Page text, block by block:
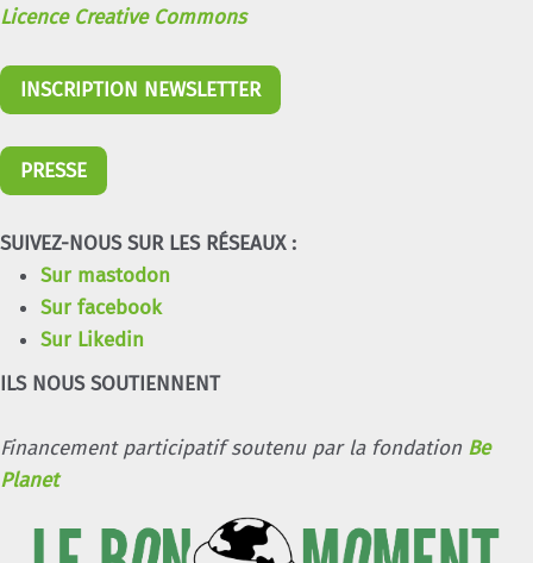
Licence Creative Commons
INSCRIPTION NEWSLETTER
PRESSE
SUIVEZ-NOUS SUR LES RÉSEAUX :
Sur mastodon
Sur facebook
Sur Likedin
ILS NOUS SOUTIENNENT
Financement participatif soutenu par la fondation Be
Planet